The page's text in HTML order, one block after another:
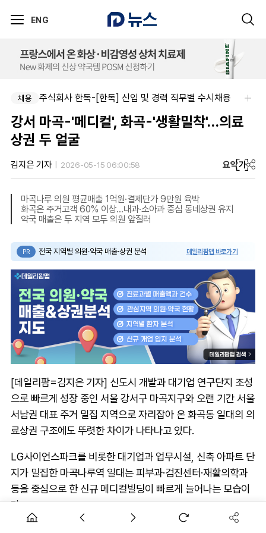
ENG
채용 주식회사 한독-[한독] 신입 및 경력 직무별 수시채용
강서 마곡-'메디컬', 화곡-'생활밀착'…의료
상권 두 얼굴
김지은 기자 2026-05-15 06:00:58 요약가
마곡나루 의원 평균매출 1억원·결제단가 9만원 육박
화곡은 주거고객 60% 이상…내과·소아과 중심 동네상권 유지
약국 매출은 두 지역 모두 의원 앞질러
PR 전국 지역별 의원·약국 매출·상권 분석 데일리팜맵 바로가기
[데일리팜=김지은 기자] 신도시 개발과 대기업 연구단지 조성
으로 빠르게 성장 중인 서울 강서구 마곡지구와 오랜 기간 서울
서남권 대표 주거 밀집 지역으로 자리잡아 온 화곡동 일대의 의
료상권 구조에도 뚜렷한 차이가 나타나고 있다.
LG사이언스파크를 비롯한 대기업과 업무시설, 신축 아파트 단
지가 밀집한 마곡나루역 일대는 피부과·검진센터·재활의학과
등을 중심으로 한 신규 메디컬빌딩이 빠르게 늘어나는 모습이
다.